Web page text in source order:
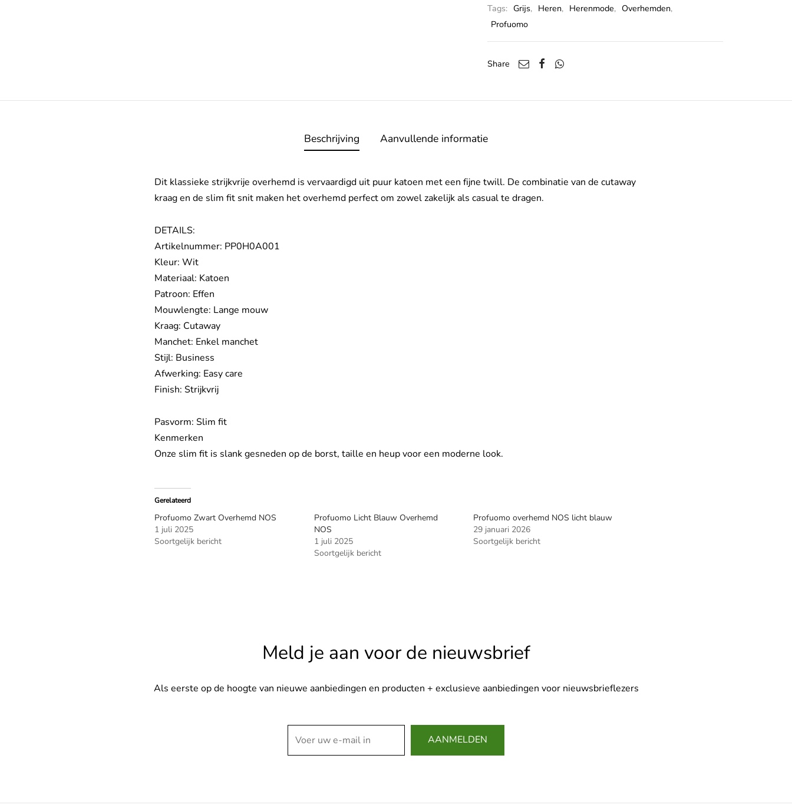
Tags: Grijs, Heren, Herenmode, Overhemden,
Profuomo
Share
Beschrijving Aanvullende informatie
Dit klassieke strijkvrije overhemd is vervaardigd uit puur katoen met een fijne twill. De combinatie van de cutaway
kraag en de slim fit snit maken het overhemd perfect om zowel zakelijk als casual te dragen.
DETAILS:
Artikelnummer: PP0H0A001
Kleur: Wit
Materiaal: Katoen
Patroon: Effen
Mouwlengte: Lange mouw
Kraag: Cutaway
Manchet: Enkel manchet
Stijl: Business
Afwerking: Easy care
Finish: Strijkvrij
Pasvorm: Slim fit
Kenmerken
Onze slim fit is slank gesneden op de borst, taille en heup voor een moderne look.
Gerelateerd
Profuomo Zwart Overhemd NOS
1 juli 2025
Soortgelijk bericht
Profuomo Licht Blauw Overhemd
NOS
1 juli 2025
Soortgelijk bericht
Profuomo overhemd NOS licht blauw
29 januari 2026
Soortgelijk bericht
Meld je aan voor de nieuwsbrief
Als eerste op de hoogte van nieuwe aanbiedingen en producten + exclusieve aanbiedingen voor nieuwsbrieflezers